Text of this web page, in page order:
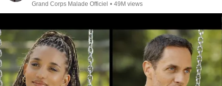
Grand Corps Malade Officiel • 49M views